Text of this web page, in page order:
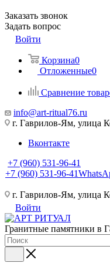
Заказать звонок
Задать вопрос
Войти
Корзина0
Отложенные0
Сравнение
info@art-ritual76.ru
г. Гаврилов-Ям, улица
Вконтакте
+7 (960) 531-96-41
+7 (960) 531-96-41
г. Гаврилов-Ям, улица
Войти
Гранитные памятники в